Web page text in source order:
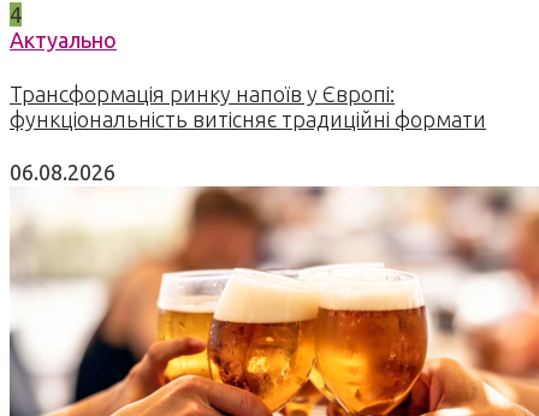
4
Актуально
Трансформація ринку напоїв у Європі:
функціональність витісняє традиційні формати
06.08.2026